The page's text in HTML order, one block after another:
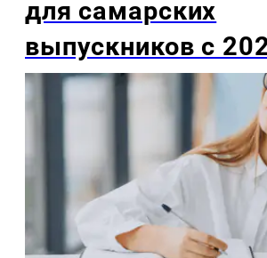
для самарских
выпускников с